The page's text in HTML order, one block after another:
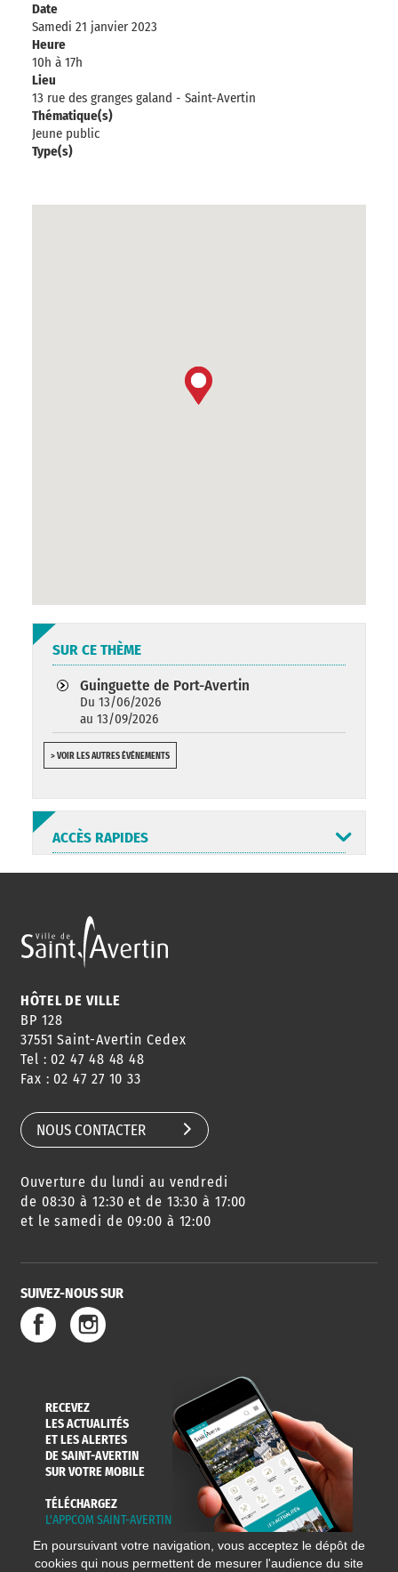
Date
Samedi 21 janvier 2023
Heure
10h à 17h
Lieu
13 rue des granges galand - Saint-Avertin
Thématique(s)
Jeune public
Type(s)
SUR CE THÈME
Guinguette de Port-Avertin
Du 13/06/2026
au 13/09/2026
> VOIR LES AUTRES ÉVÉNEMENTS
ACCÈS RAPIDES
ANNUAIRE
HORAIRES
CONSEILS
DE QUARTIER
AGENDA
DES SORTIES
URBANISME
SERVICE
DE L'EAU
HÔTEL DE VILLE
BP 128
37551 Saint-Avertin Cedex
Tel : 02 47 48 48 48
Fax : 02 47 27 10 33
NOUS CONTACTER
Ouverture du lundi au vendredi
de 08:30 à 12:30 et de 13:30 à 17:00
et le samedi de 09:00 à 12:00
SUIVEZ-NOUS SUR
RECEVEZ
LES ACTUALITÉS
ET LES ALERTES
DE SAINT-AVERTIN
SUR VOTRE MOBILE
TÉLÉCHARGEZ
L'APPCOM SAINT-AVERTIN
En poursuivant votre navigation, vous acceptez le dépôt de
cookies qui nous permettent de mesurer l'audience du site